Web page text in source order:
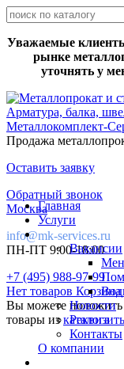
Уважаемые
рынке
уточнять у
Продажа
Оставить заявку
Обратный звонок
Москва
info@mk-services.ru
ПН-ПТ 9:00-18:00
+7 (495) 988-97-99
Нет товаров Корзина
Вы можете положить
товары изкаталога
Главная
Услуги
Вакансии
Новости
Контакты
О компании